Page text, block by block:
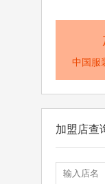
中国服
加盟店查